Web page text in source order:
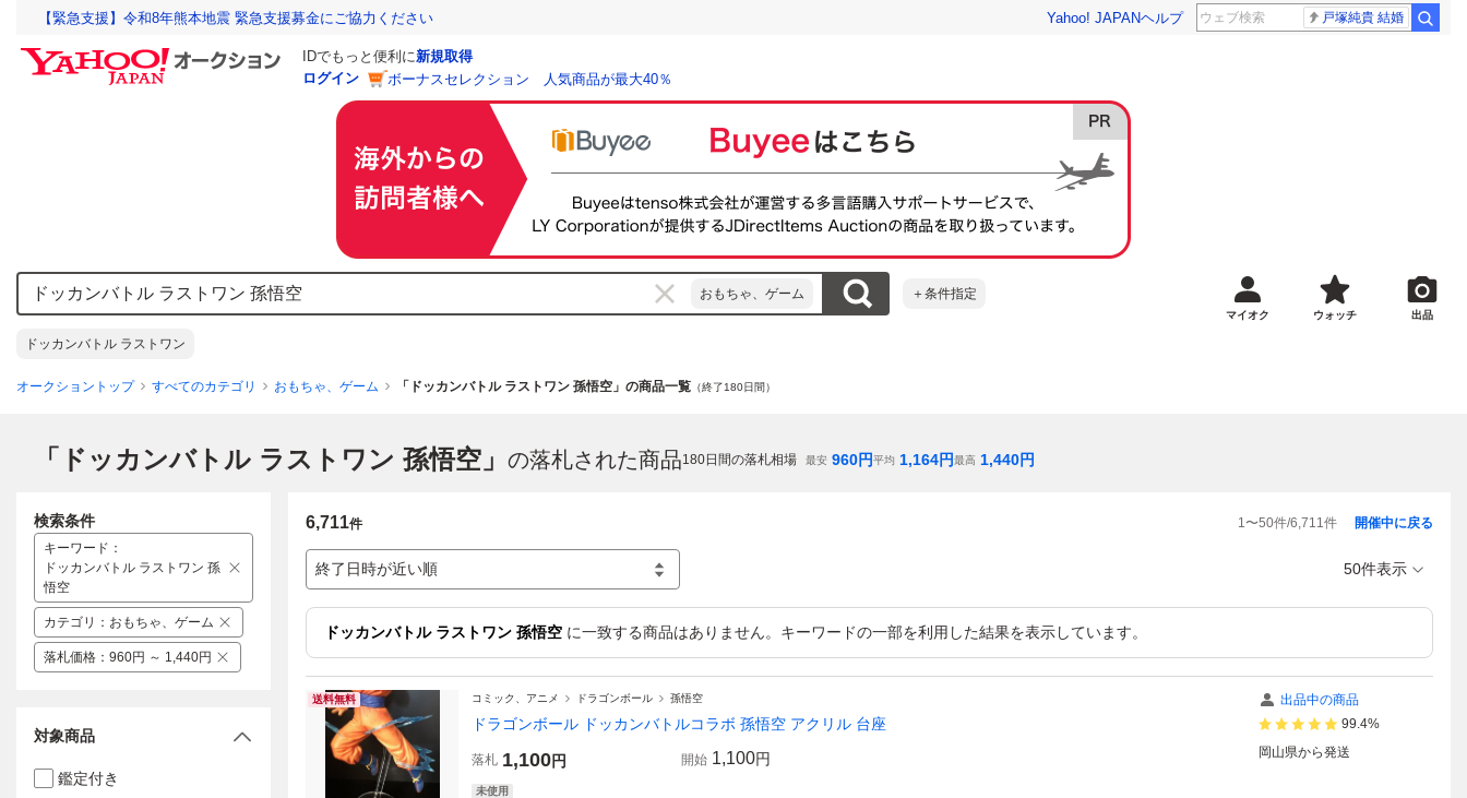
【緊急支援】令和8年熊本地震 緊急支援募金にご協力ください Yahoo! JAPANヘルプ 戸塚純貴 結婚
IDでもっと便利に新規取得
ログイン
ボーナスセレクション 人気商品が最大40％
おもちゃ、ゲーム ＋条件指定
ドッカンバトル ラストワン
マイオク ウォッチ 出品
オークショントップ すべてのカテゴリ おもちゃ、ゲーム 「ドッカンバトル ラストワン 孫悟空」の商品一覧 （終了180日間）
「ドッカンバトル ラストワン 孫悟空」 の落札された商品180日間の落札相場 最安 960円平均 1,164円最高 1,440円
6,711件 1〜50件/6,711件
終了日時が近い順
開催中に戻る
50件表示
ドッカンバトル ラストワン 孫悟空 に一致する商品はありません。キーワードの一部を利用した結果を表示しています。
送料無料 コミック、アニメ ドラゴンボール 孫悟空
ドラゴンボール ドッカンバトルコラボ 孫悟空 アクリル 台座
落札 1,100円 開始 1,100円
未使用
出品中の商品
99.4%
岡山県から発送
検索条件
キーワード ：
ドッカンバトル ラストワン 孫
悟空
カテゴリ ： おもちゃ、ゲーム
落札価格 ： 960円 ～ 1,440円
対象商品
鑑定付き